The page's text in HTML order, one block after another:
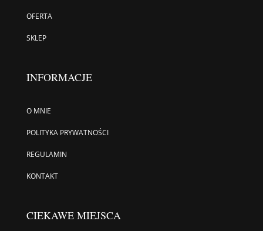
OFERTA
SKLEP
INFORMACJE
O MNIE
POLITYKA PRYWATNOŚCI
REGULAMIN
KONTAKT
CIEKAWE MIEJSCA